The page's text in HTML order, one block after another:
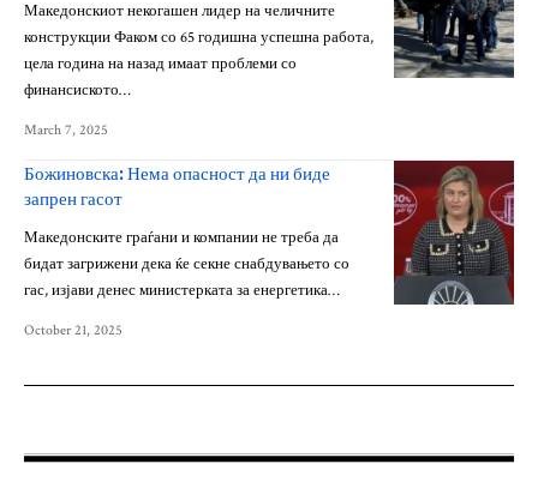
Македонскиот некогашен лидер на челичните
конструкции Факом со 65 годишна успешна работа,
цела година на назад имаат проблеми со
финансиското…
March 7, 2025
Божиновска: Нема опасност да ни биде
запрен гасот
Македонските граѓани и компании не треба да
бидат загрижени дека ќе секне снабдувањето со
гас, изјави денес министерката за енергетика…
October 21, 2025